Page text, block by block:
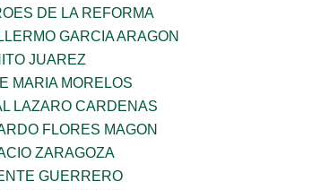
DE LA REFORMA
GARCIA ARAGON
JUAREZ
MARIA MORELOS
LAZARO CARDENAS
FLORES MAGON
ZARAGOZA
GUERRERO